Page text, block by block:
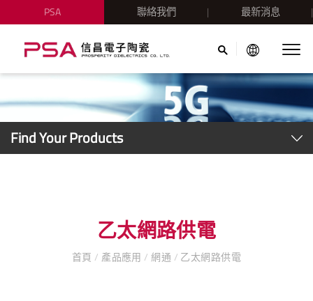
PSA 聯絡我們 最新消息
Find Your Products
乙太網路供電
首頁 / 產品應用 / 網通 / 乙太網路供電